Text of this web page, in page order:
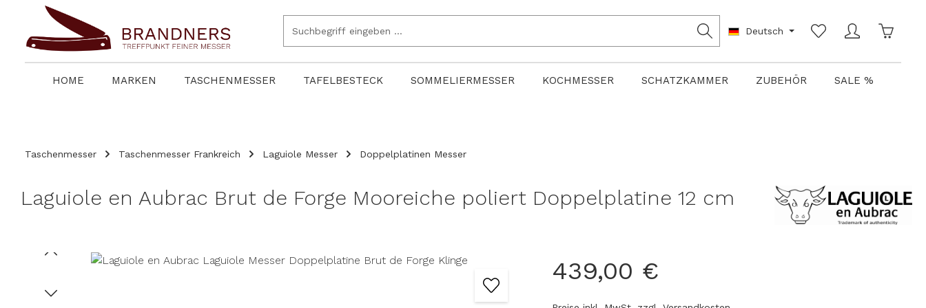
Zur Hauptnavigation springen
Deutsch
HOME MARKEN TASCHENMESSER TAFELBESTECK SOMMELIERMESSER KOCHMESSER SCHATZKAMMER ZUBEHÖR SALE %
Taschenmesser Taschenmesser Frankreich Laguiole Messer Doppelplatinen Messer
Laguiole en Aubrac Brut de Forge Mooreiche poliert Doppelplatine 12 cm
Bildergalerie überspringen 439,00 €